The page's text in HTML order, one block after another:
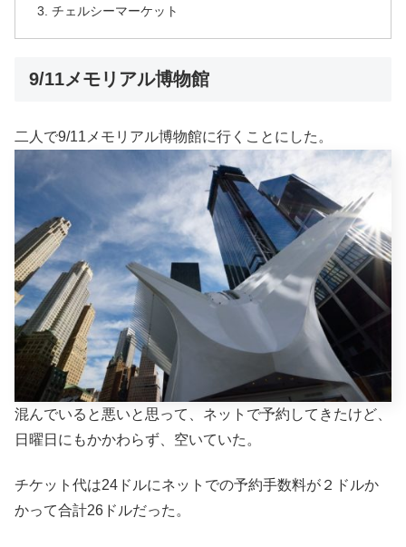
チェルシーマーケット
9/11メモリアル博物館
二人で9/11メモリアル博物館に行くことにした。
混んでいると悪いと思って、ネットで予約してきたけど、
日曜日にもかかわらず、空いていた。
チケット代は24ドルにネットでの予約手数料が２ドルか
かって合計26ドルだった。